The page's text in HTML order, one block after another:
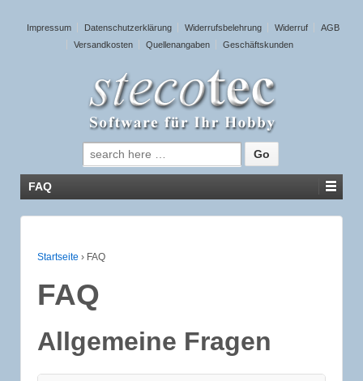
Impressum Datenschutzerklärung Widerrufsbelehrung Widerruf
AGB
Versandkosten
Quellenangaben Geschäftskunden
Suche nach:
FAQ
Startseite › FAQ
FAQ
Allgemeine Fragen